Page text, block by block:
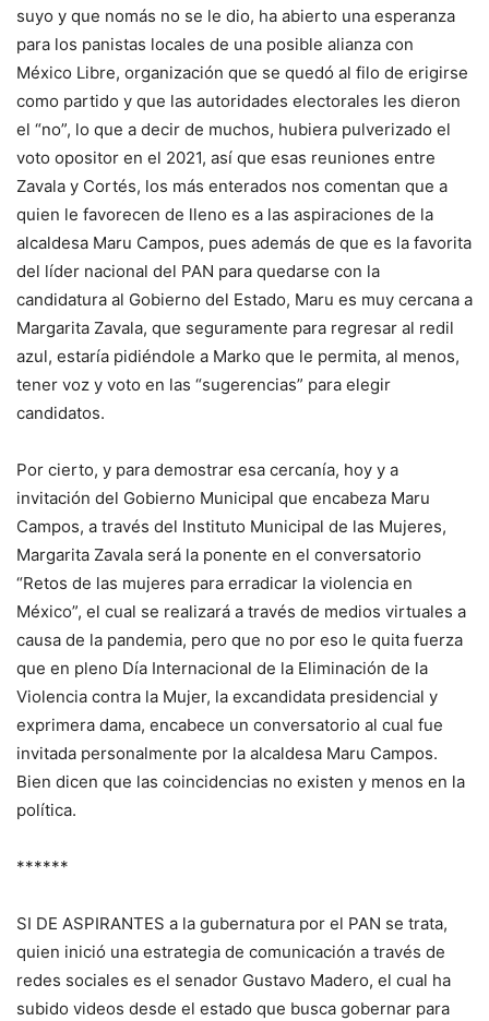
suyo y que nomás no se le dio, ha abierto una esperanza
para los panistas locales de una posible alianza con
México Libre, organización que se quedó al filo de erigirse
como partido y que las autoridades electorales les dieron
el “no”, lo que a decir de muchos, hubiera pulverizado el
voto opositor en el 2021, así que esas reuniones entre
Zavala y Cortés, los más enterados nos comentan que a
quien le favorecen de lleno es a las aspiraciones de la
alcaldesa Maru Campos, pues además de que es la favorita
del líder nacional del PAN para quedarse con la
candidatura al Gobierno del Estado, Maru es muy cercana a
Margarita Zavala, que seguramente para regresar al redil
azul, estaría pidiéndole a Marko que le permita, al menos,
tener voz y voto en las “sugerencias” para elegir
candidatos.
Por cierto, y para demostrar esa cercanía, hoy y a
invitación del Gobierno Municipal que encabeza Maru
Campos, a través del Instituto Municipal de las Mujeres,
Margarita Zavala será la ponente en el conversatorio
“Retos de las mujeres para erradicar la violencia en
México”, el cual se realizará a través de medios virtuales a
causa de la pandemia, pero que no por eso le quita fuerza
que en pleno Día Internacional de la Eliminación de la
Violencia contra la Mujer, la excandidata presidencial y
exprimera dama, encabece un conversatorio al cual fue
invitada personalmente por la alcaldesa Maru Campos.
Bien dicen que las coincidencias no existen y menos en la
política.
******
SI DE ASPIRANTES a la gubernatura por el PAN se trata,
quien inició una estrategia de comunicación a través de
redes sociales es el senador Gustavo Madero, el cual ha
subido videos desde el estado que busca gobernar para